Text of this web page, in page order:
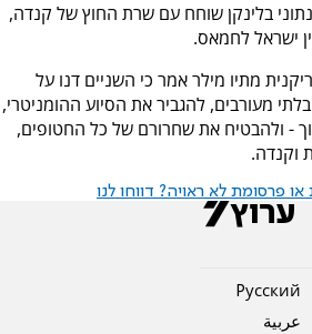
בלינקן שוחח עם שרת החוץ של קנדה,
ישראל לחמאס.
מתיו מילר אמר כי השניים דנו על
מעורבים, להגביר את הסיוע ההומניטרי,
- ולהבטיח את שחרורם של כל החטופים,
וקנדה.
פרסומת לא ראויה? דווחו לנו
Pусский
عربية